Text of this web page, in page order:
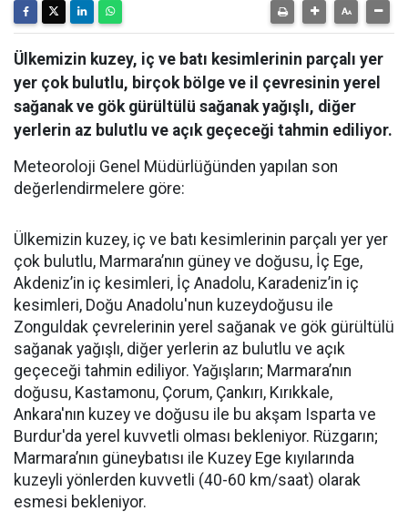
Ülkemizin kuzey, iç ve batı kesimlerinin parçalı yer
yer çok bulutlu, birçok bölge ve il çevresinin yerel
sağanak ve gök gürültülü sağanak yağışlı, diğer
yerlerin az bulutlu ve açık geçeceği tahmin ediliyor.
Meteoroloji Genel Müdürlüğünden yapılan son
değerlendirmelere göre:
Ülkemizin kuzey, iç ve batı kesimlerinin parçalı yer yer
çok bulutlu, Marmara’nın güney ve doğusu, İç Ege,
Akdeniz’in iç kesimleri, İç Anadolu, Karadeniz’in iç
kesimleri, Doğu Anadolu'nun kuzeydoğusu ile
Zonguldak çevrelerinin yerel sağanak ve gök gürültülü
sağanak yağışlı, diğer yerlerin az bulutlu ve açık
geçeceği tahmin ediliyor. Yağışların; Marmara’nın
doğusu, Kastamonu, Çorum, Çankırı, Kırıkkale,
Ankara'nın kuzey ve doğusu ile bu akşam Isparta ve
Burdur'da yerel kuvvetli olması bekleniyor. Rüzgarın;
Marmara’nın güneybatısı ile Kuzey Ege kıyılarında
kuzeyli yönlerden kuvvetli (40-60 km/saat) olarak
esmesi bekleniyor.